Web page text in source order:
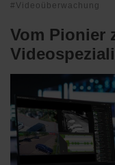
#Videoüberwachung
Vom Pionier